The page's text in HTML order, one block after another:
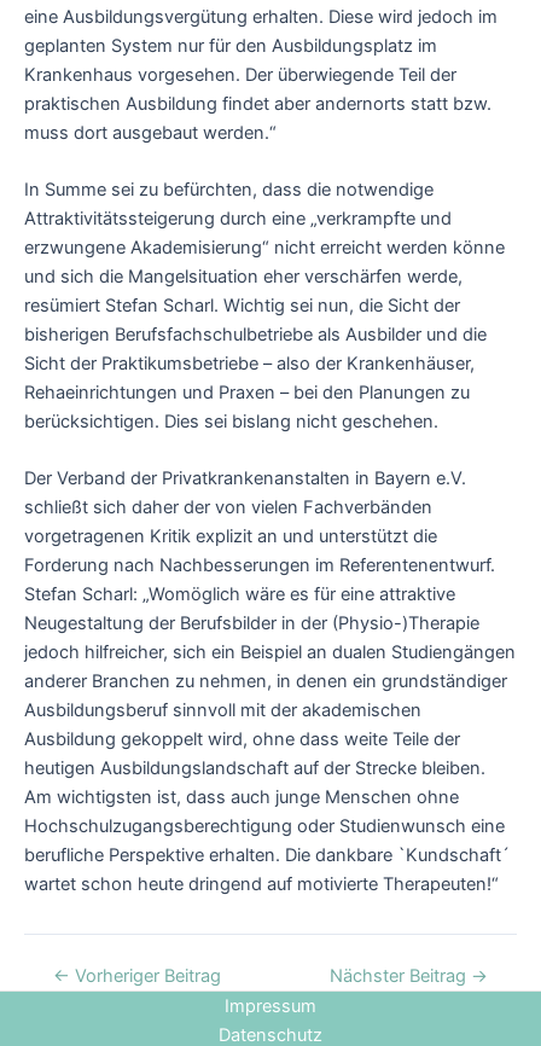
eine Ausbildungsvergütung erhalten. Diese wird jedoch im
geplanten System nur für den Ausbildungsplatz im
Krankenhaus vorgesehen. Der überwiegende Teil der
praktischen Ausbildung findet aber andernorts statt bzw.
muss dort ausgebaut werden.“
In Summe sei zu befürchten, dass die notwendige
Attraktivitätssteigerung durch eine „verkrampfte und
erzwungene Akademisierung“ nicht erreicht werden könne
und sich die Mangelsituation eher verschärfen werde,
resümiert Stefan Scharl. Wichtig sei nun, die Sicht der
bisherigen Berufsfachschulbetriebe als Ausbilder und die
Sicht der Praktikumsbetriebe – also der Krankenhäuser,
Rehaeinrichtungen und Praxen – bei den Planungen zu
berücksichtigen. Dies sei bislang nicht geschehen.
Der Verband der Privatkrankenanstalten in Bayern e.V.
schließt sich daher der von vielen Fachverbänden
vorgetragenen Kritik explizit an und unterstützt die
Forderung nach Nachbesserungen im Referentenentwurf.
Stefan Scharl: „Womöglich wäre es für eine attraktive
Neugestaltung der Berufsbilder in der (Physio-)Therapie
jedoch hilfreicher, sich ein Beispiel an dualen Studiengängen
anderer Branchen zu nehmen, in denen ein grundständiger
Ausbildungsberuf sinnvoll mit der akademischen
Ausbildung gekoppelt wird, ohne dass weite Teile der
heutigen Ausbildungslandschaft auf der Strecke bleiben.
Am wichtigsten ist, dass auch junge Menschen ohne
Hochschulzugangsberechtigung oder Studienwunsch eine
berufliche Perspektive erhalten. Die dankbare `Kundschaft´
wartet schon heute dringend auf motivierte Therapeuten!“
← Vorheriger Beitrag Nächster Beitrag →
Impressum
Datenschutz